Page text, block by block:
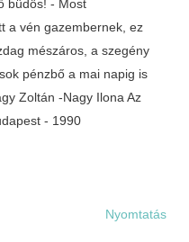
Nyomtatás